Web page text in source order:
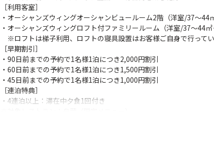
・120日前までの予約で1名様1泊につき2,000円割引
・90日前までの予約で1名様1泊につき1,000円割引
・60日前までの予約で1名様1泊につき500円割引
［おもてなし］
・石垣空港⇔ホテル間のシャトルバス送迎 ※詳細はホテルホームペー
［アニバーサリー特典］
・夕食時（別料金）レストランにて、スパークリングワインハーフボ
※対象：ハネムーン・結婚記念日・お誕生日のお客様
▶画像：ANAインターコンチネンタル石垣リゾート_ロビー（イメー
［利用客室］
・オーシャンズウィングオーシャンビュールーム2階（洋室/37～44
・オーシャンズウィングロフト付ファミリールーム（洋室/37～44㎡
※ロフトは梯子利用、ロフトの寝具設置はお客様ご自身で行ってい
［早期割引］
・90日前までの予約で1名様1泊につき2,000円割引
・60日前までの予約で1名様1泊につき1,500円割引
・45日前までの予約で1名様1泊につき1,000円割引
［連泊特典］
・4連泊以上：滞在中夕食1回付き